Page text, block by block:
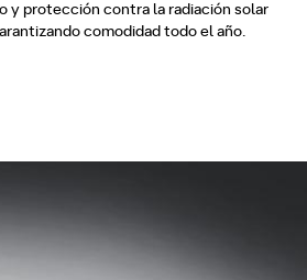
y protección contra la radiación solar
comodidad todo el año.